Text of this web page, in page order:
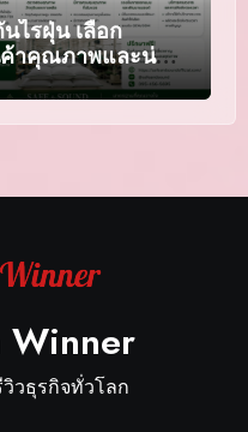
ไรฝุ่น เลือก
ค้าคุณภาพและน่า
Winner
วธุรกิจทั่วโลก